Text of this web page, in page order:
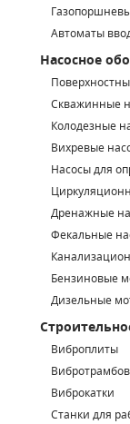
Автоматы
Насосное
Скважинные
Колодезные
Вихревые
Насосы для
Дренажные
Фекальные
Бензиновые
Дизельные
Виброплиты
Виброкатки
Станки для
ЗАПЧАСТИ ДЛЯ
СМЕННЫЕ
ДЛЯ
ЭЛЕКТРОДВИГАТЕЛИ
БЕНЗИНОВЫЕ
ДИЗЕЛЬНЫЕ
ФИЛЬТРЫ
МОТОРНОЕ МАСЛО
РАДИАТОРЫ